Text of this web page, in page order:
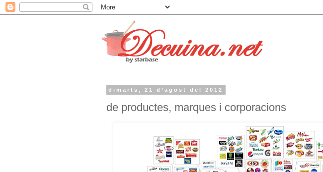
dimarts, 21 d’agost del 2012
de productes, marques i corporacions